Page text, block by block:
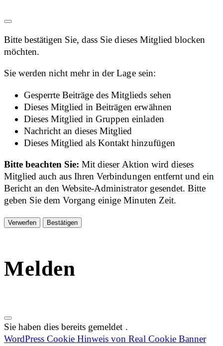
Bitte bestätigen Sie, dass Sie dieses Mitglied blocken
möchten.
Sie werden nicht mehr in der Lage sein:
Gesperrte Beiträge des Mitglieds sehen
Dieses Mitglied in Beiträgen erwähnen
Dieses Mitglied in Gruppen einladen
Nachricht an dieses Mitglied
Dieses Mitglied als Kontakt hinzufügen
Bitte beachten Sie:Mit dieser Aktion wird dieses
Mitglied auch aus Ihren Verbindungen entfernt und ein
Bericht an den Website-Administrator gesendet. Bitte
geben Sie dem Vorgang einige Minuten Zeit.
Bestätigen
Melden
Sie haben dies bereits gemeldet .
WordPress Cookie Hinweis von Real Cookie Banner